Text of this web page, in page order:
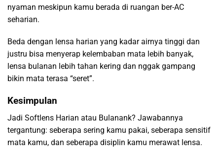
nyaman meskipun kamu berada di ruangan ber-AC
seharian.
Beda dengan lensa harian yang kadar airnya tinggi dan
justru bisa menyerap kelembaban mata lebih banyak,
lensa bulanan lebih tahan kering dan nggak gampang
bikin mata terasa “seret”.
Kesimpulan
Jadi Softlens Harian atau Bulanank? Jawabannya
tergantung: seberapa sering kamu pakai, seberapa sensitif
mata kamu, dan seberapa disiplin kamu merawat lensa.